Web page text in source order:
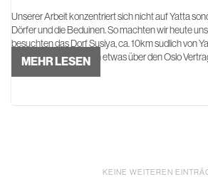
Unserer Arbeit konzentriert sich nicht auf Yatta
Dörfer und die Beduinen. So machten wir heute
besuchten das Dorf Susiya, ca. 10km südlich von
zu begreifen muss man etwas über den Oslo
MEHR LESEN
KEINE WEITEREN